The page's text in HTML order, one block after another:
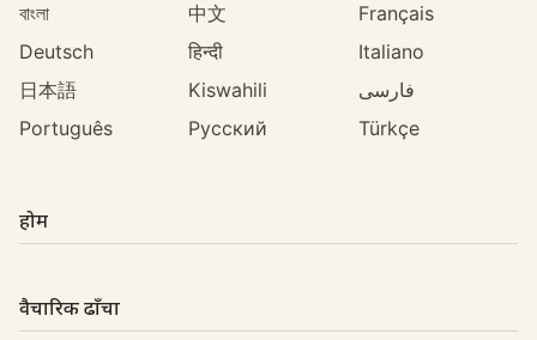
বাংলা
中文
Français
Deutsch
हिन्दी
Italiano
日本語
Kiswahili
فارسی
Português
Русский Türkçe
होम
वैचारिक ढाँचा